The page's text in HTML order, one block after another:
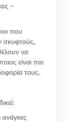
–
που
σκυφτούς,
να
είναι πιο
τους.